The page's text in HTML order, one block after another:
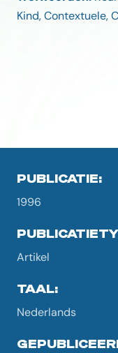
Kind, Contextuele,
PUBLICATIE:
1996
Artikel
TAAL:
Nederlands